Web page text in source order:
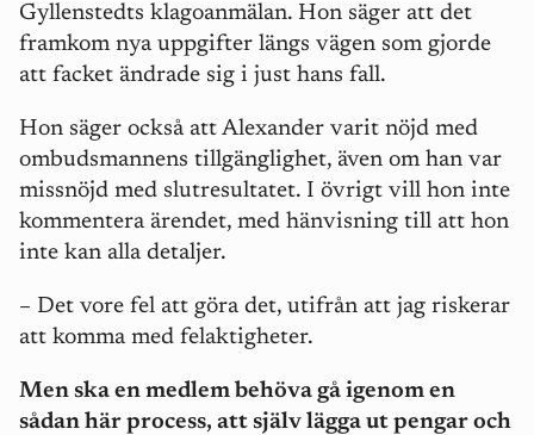
Gyllenstedts klagoanmälan. Hon säger att det
framkom nya uppgifter längs vägen som gjorde
att facket ändrade sig i just hans fall.
Hon säger också att Alexander varit nöjd med
ombudsmannens tillgänglighet, även om han var
missnöjd med slutresultatet. I övrigt vill hon inte
kommentera ärendet, med hänvisning till att hon
inte kan alla detaljer.
– Det vore fel att göra det, utifrån att jag riskerar
att komma med felaktigheter.
Men ska en medlem behöva gå igenom en
sådan här process, att själv lägga ut pengar och